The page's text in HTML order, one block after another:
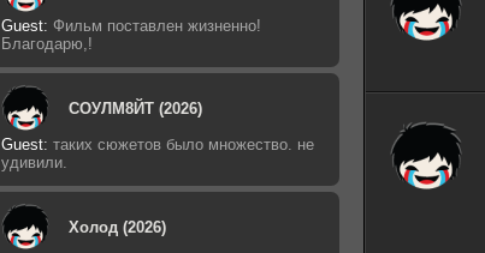
Guest: Фильм поставлен жизненно!
Благодарю,!
СОУЛМ8ЙТ (2026)
Guest: таких сюжетов было множество. не
удивили.
Холод (2026)